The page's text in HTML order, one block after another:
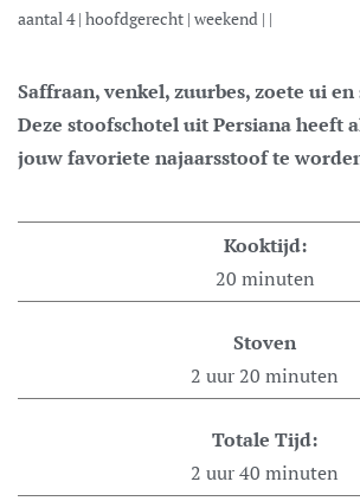
aantal 4| hoofdgerecht | weekend | |
Saffraan, venkel, zuurbes, zoete ui en sinaasappel.
Deze stoofschotel uit Persiana heeft
jouw favoriete najaarsstoof te
Kooktijd:
20 minuten
Stoven
2 uur 20 minuten
Totale Tijd:
2 uur 40 minuten